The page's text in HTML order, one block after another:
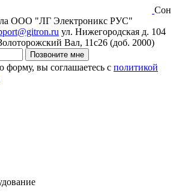
Сон
ООО "ЛГ Электроникс РУС"
ул. Нижегородская д. 104
Вал, 11с26 (доб. 2000)
Позвоните мне
форму, вы соглашаетесь с политикой